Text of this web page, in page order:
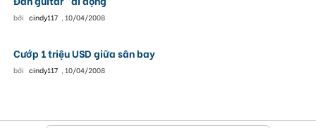
bởi cindy117 , 10/04/2008
Cướp 1 triệu USD giữa sân bay
bởi cindy117 , 10/04/2008